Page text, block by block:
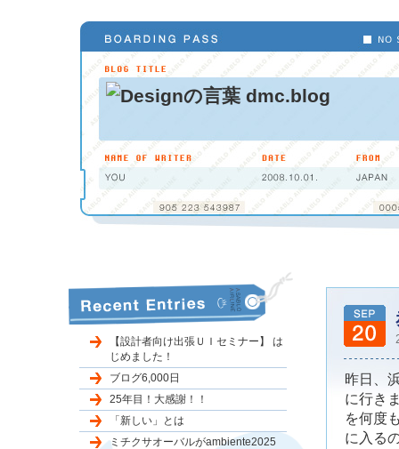
【設計者向け出張ＵＩセミナー】 は
じめました！
ブログ6,000日
25年目！大感謝！！
「新しい」とは
ミチクサオーバルがambiente2025
昨日、
に行き
を何度
に入る